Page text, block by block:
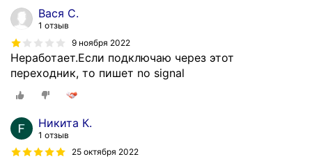
Вася С.
1 отзыв
9 ноября 2022
Неработает.Если подключаю через этот
переходник, то пишет no signal
Никита К.
1 отзыв
25 октября 2022